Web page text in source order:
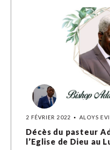
2 FÉVRIER 2022 ALOYS
Décès du pasteur
l’Eglise de Dieu au